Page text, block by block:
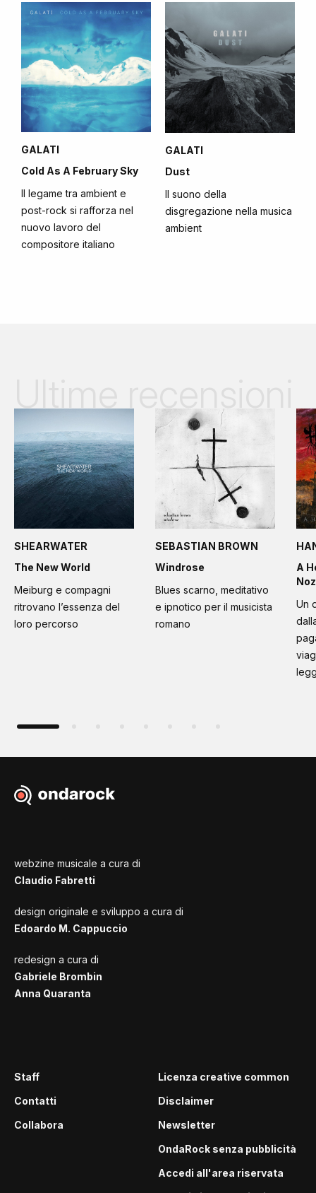
GALATI
Cold As A February Sky
Il legame tra ambient e
post-rock si rafforza nel
nuovo lavoro del
compositore italiano
GALATI
Dust
Il suono della
disgregazione nella musica
ambient
SHEARWATER
The New World
Meiburg e compagni
ritrovano l’essenza del
loro percorso
SEBASTIAN BROWN
Windrose
Blues scarno, meditativo
e ipnotico per il musicista
romano
A
Noz
Un
webzine musicale a cura di
Claudio Fabretti
design originale e sviluppo a cura di
Edoardo M. Cappuccio
redesign a cura di
Gabriele Brombin
Anna Quaranta
Staff
Contatti
Collabora
Licenza creative common
Disclaimer
Newsletter
OndaRock senza pubblicità
Accedi all'area riservata